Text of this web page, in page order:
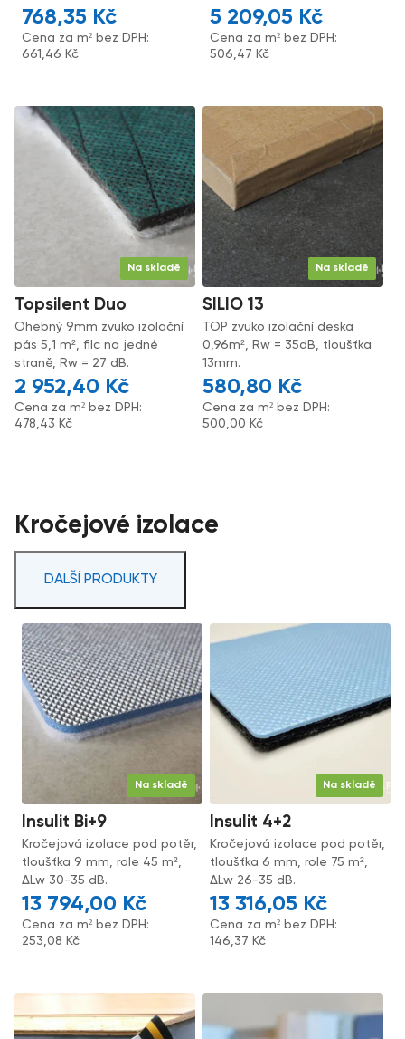
768,35 Kč
Cena za m² bez DPH:
661,46 Kč
5 209,05 Kč
Cena za m² bez DPH:
506,47 Kč
Na skladě
Topsilent Duo
Ohebný 9mm zvuko izolační
pás 5,1 m², filc na jedné
straně, Rw = 27 dB.
2 952,40 Kč
Cena za m² bez DPH:
478,43 Kč
Na skladě
SILIO 13
TOP zvuko izolační deska
0,96m², Rw = 35dB, tloušťka
13mm.
580,80 Kč
Cena za m² bez DPH:
500,00 Kč
Kročejové izolace
DALŠÍ PRODUKTY
Na skladě
Insulit Bi+9
Kročejová izolace pod potěr,
tloušťka 9 mm, role 45 m²,
ΔLw 30-35 dB.
13 794,00 Kč
Cena za m² bez DPH:
253,08 Kč
Na skladě
Insulit 4+2
Kročejová izolace pod potěr,
tloušťka 6 mm, role 75 m²,
ΔLw 26-35 dB.
13 316,05 Kč
Cena za m² bez DPH:
146,37 Kč